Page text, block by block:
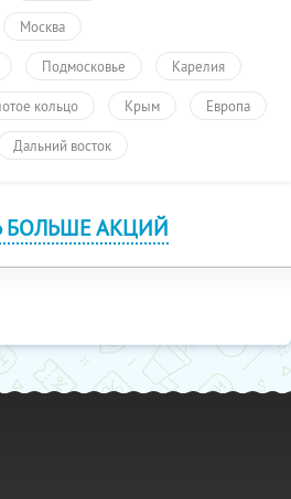
Москва
Подмосковье Карелия
кольцо Крым Европа
Дальний восток
БОЛЬШЕ АКЦИЙ